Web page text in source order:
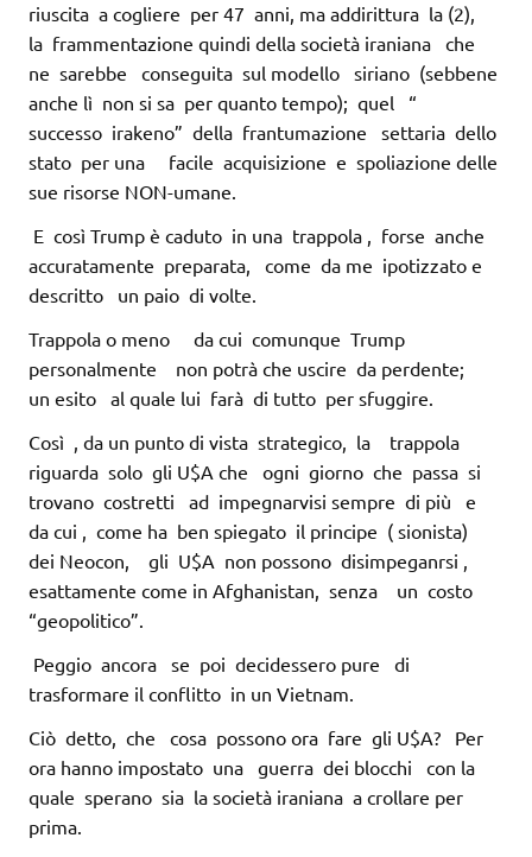
riuscita a cogliere per 47 anni, ma addirittura la (2),
la frammentazione quindi della società iraniana che
ne sarebbe conseguita sul modello siriano (sebbene
anche lì non si sa per quanto tempo); quel “
successo irakeno” della frantumazione settaria dello
stato per una facile acquisizione e spoliazione delle
sue risorse NON-umane.
E così Trump è caduto in una trappola , forse anche
accuratamente preparata, come da me ipotizzato e
descritto un paio di volte.
Trappola o meno da cui comunque Trump
personalmente non potrà che uscire da perdente;
un esito al quale lui farà di tutto per sfuggire.
Così , da un punto di vista strategico, la trappola
riguarda solo gli U$A che ogni giorno che passa si
trovano costretti ad impegnarvisi sempre di più e
da cui , come ha ben spiegato il principe ( sionista)
dei Neocon, gli U$A non possono disimpeganrsi ,
esattamente come in Afghanistan, senza un costo
“geopolitico”.
Peggio ancora se poi decidessero pure di
trasformare il conflitto in un Vietnam.
Ciò detto, che cosa possono ora fare gli U$A? Per
ora hanno impostato una guerra dei blocchi con la
quale sperano sia la società iraniana a crollare per
prima.